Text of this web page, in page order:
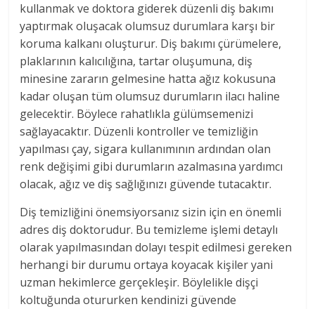
kullanmak ve doktora giderek düzenli diş bakımı
yaptırmak oluşacak olumsuz durumlara karşı bir
koruma kalkanı oluşturur. Diş bakımı çürümelere,
plaklarının kalıcılığına, tartar oluşumuna, diş
minesine zararın gelmesine hatta ağız kokusuna
kadar oluşan tüm olumsuz durumların ilacı haline
gelecektir. Böylece rahatlıkla gülümsemenizi
sağlayacaktır. Düzenli kontroller ve temizliğin
yapılması çay, sigara kullanımının ardından olan
renk değişimi gibi durumların azalmasına yardımcı
olacak, ağız ve diş sağlığınızı güvende tutacaktır.
Diş temizliğini önemsiyorsanız sizin için en önemli
adres diş doktorudur. Bu temizleme işlemi detaylı
olarak yapılmasından dolayı tespit edilmesi gereken
herhangi bir durumu ortaya koyacak kişiler yani
uzman hekimlerce gerçekleşir. Böylelikle dişçi
koltuğunda otururken kendinizi güvende